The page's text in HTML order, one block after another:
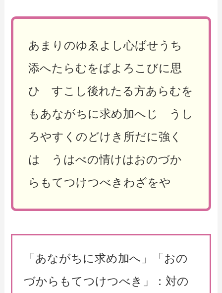
あまりのゆゑよし心ばせうち
添へたらむをばよろこびに思
ひ すこし後れたる方あらむを
もあながちに求め加へじ うし
ろやすくのどけき所だに強く
は うはべの情けはおのづか
らもてつけつべきわざをや
「あながちに求め加へ」「おの
づからもてつけつべき」：対の